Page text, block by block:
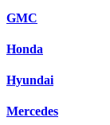
GMC
Honda
Hyundai
Mercedes